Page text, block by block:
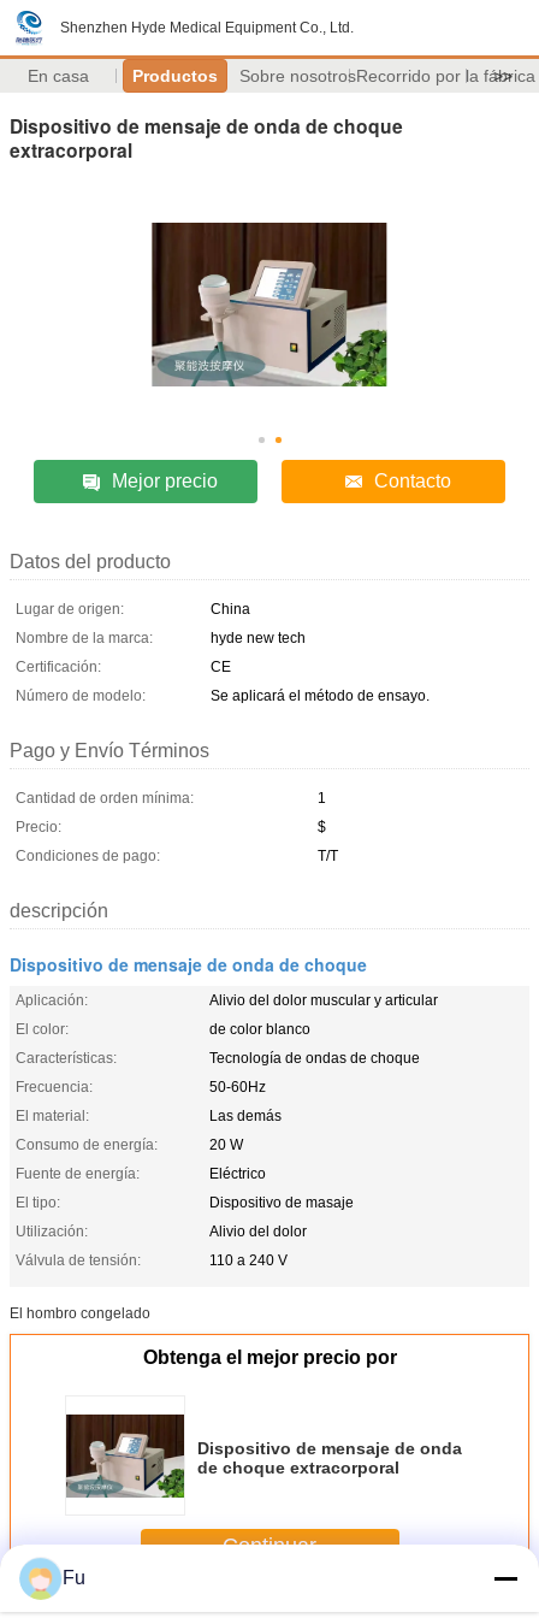
Shenzhen Hyde Medical Equipment Co., Ltd.
En casa Productos Sobre nosotrosRecorrido por la fábrica
>>
Dispositivo de mensaje de onda de choque
extracorporal
Mejor precio Contacto
Datos del producto
Lugar de origen:
China
Nombre de la marca:
hyde new tech
Certificación:
CE
Número de modelo:
Se aplicará el método de ensayo.
Pago y Envío Términos
Cantidad de orden mínima:
1
Precio:
$
Condiciones de pago:
T/T
descripción
Dispositivo de mensaje de onda de choque
Aplicación:
Alivio del dolor muscular y articular
El color:
de color blanco
Características:
Tecnología de ondas de choque
Frecuencia:
50-60Hz
El material:
Las demás
Consumo de energía:
20 W
Fuente de energía:
Eléctrico
El tipo:
Dispositivo de masaje
Utilización:
Alivio del dolor
Válvula de tensión:
110 a 240 V
El hombro congelado
Obtenga el mejor precio por
Dispositivo de mensaje de onda
de choque extracorporal
Continuar
MásDispositivo de mensaje de onda de choque
Fu